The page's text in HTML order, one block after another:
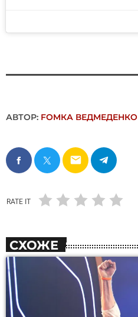
АВТОР: FОMКА ВЕДМЕДЕНКО
email
RATE IT
СХОЖЕ